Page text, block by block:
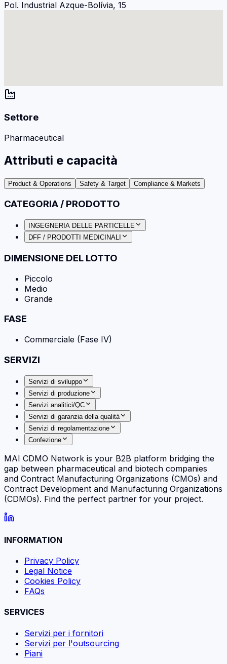
Pol. Industrial Azque-Bolívia, 15
Settore
Pharmaceutical
Attributi e capacità
Product & Operations Safety & Target Compliance & Markets
CATEGORIA / PRODOTTO
INGEGNERIA DELLE PARTICELLE
DFF / PRODOTTI MEDICINALI
DIMENSIONE DEL LOTTO
Piccolo
Medio
Grande
FASE
Commerciale (Fase IV)
SERVIZI
Servizi di sviluppo
Servizi di produzione
Servizi analitici/QC
Servizi di garanzia della qualità
Servizi di regolamentazione
Confezione
MAI CDMO Network is your B2B platform bridging the
gap between pharmaceutical and biotech companies
and Contract Manufacturing Organizations (CMOs) and
Contract Development and Manufacturing Organizations
(CDMOs). Find the perfect partner for your project.
INFORMATION
Privacy Policy
Legal Notice
Cookies Policy
FAQs
SERVICES
Servizi per i fornitori
Servizi per l'outsourcing
Piani